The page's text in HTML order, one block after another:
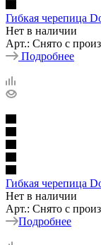
Гибкая черепица
Нет в наличии
Арт.: Снято с
Подробнее
Гибкая черепица
Нет в наличии
Арт.: Снято с
Подробнее